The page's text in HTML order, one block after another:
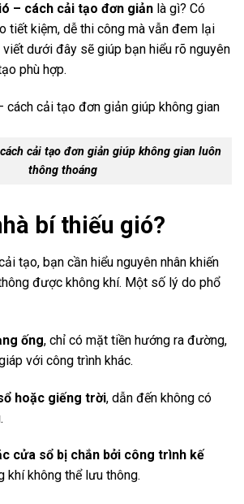
– cách cải tạo đơn giản là gì? Có
tiết kiệm, dễ thi công mà vẫn đem lại
viết dưới đây sẽ giúp bạn hiểu rõ nguyên
phù hợp.
cải tạo đơn giản giúp không gian luôn
thông thoáng
bí thiếu gió?
tạo, bạn cần hiểu nguyên nhân khiến
được không khí. Một số lý do phổ
ống, chỉ có mặt tiền hướng ra đường,
với công trình khác.
hoặc giếng trời, dẫn đến không có
cửa sổ bị chắn bởi công trình kế
khí không thể lưu thông.